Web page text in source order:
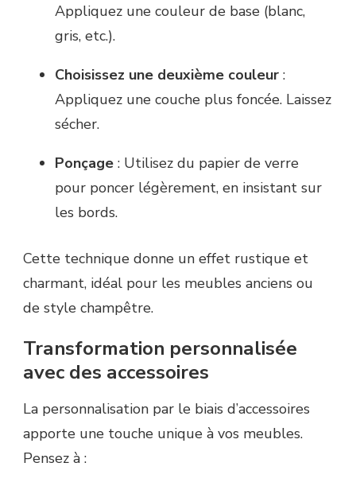
Appliquez une couleur de base (blanc,
gris, etc.).
Choisissez une deuxième couleur :
Appliquez une couche plus foncée. Laissez
sécher.
Ponçage : Utilisez du papier de verre
pour poncer légèrement, en insistant sur
les bords.
Cette technique donne un effet rustique et
charmant, idéal pour les meubles anciens ou
de style champêtre.
Transformation personnalisée
avec des accessoires
La personnalisation par le biais d’accessoires
apporte une touche unique à vos meubles.
Pensez à :